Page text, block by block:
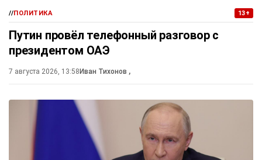
//ПОЛИТИКА 13+
Путин провёл телефонный разговор с
президентом ОАЭ
7 августа 2026, 13:58Иван Тихонов ,